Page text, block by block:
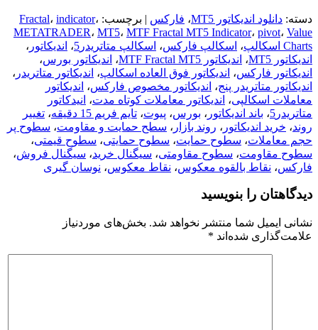
دسته: دانلود اندیکاتور MT5 ، فارکس | برچسب: Fractal، indicator،
METATRADER، MT5، MTF Fractal MT5 Indicator، pivot، Value
Charts اسکالپ
، اسکالپ فارکس، اسکالپ متاتریدر5 ، اندیکاتور ،
اندیکاتور MT5
، اندیکاتور MTF Fractal MT5 ، اندیکاتور بورس،
اندیکاتور فارکس، اندیکاتور فوق العاده اسکالپ، اندیکاتور متاتریدر ،
اندیکاتور متاتریدر پنج، اندیکاتور مخصوص فارکس، اندیکاتور
معاملات اسکالپی، اندیکاتور معاملات کوتاه مدت، انیدکاتور
متاتریدر5
، باند اندیکاتور ، بورس، پیوت، تایم فریم 15 دقیقه ، تغییر
روند، خرید اندیکاتور ، روند بازار ، سطح حمایت و مقاومت، سطوح پر
حجم معاملات، سطوح حمایت، سطوح حمایتی، سطوح قیمتی،
سطوح مقاومت، سطوح مقاومتی، سیگنال خرید، سیگنال فروش،
فارکس، نقاط بالقوه معکوس، نقاط معکوس، نوسان گیری
دیدگاهتان را بنویسید
نشانی ایمیل شما منتشر نخواهد شد. بخش‌های موردنیاز
علامت‌گذاری شده‌اند *